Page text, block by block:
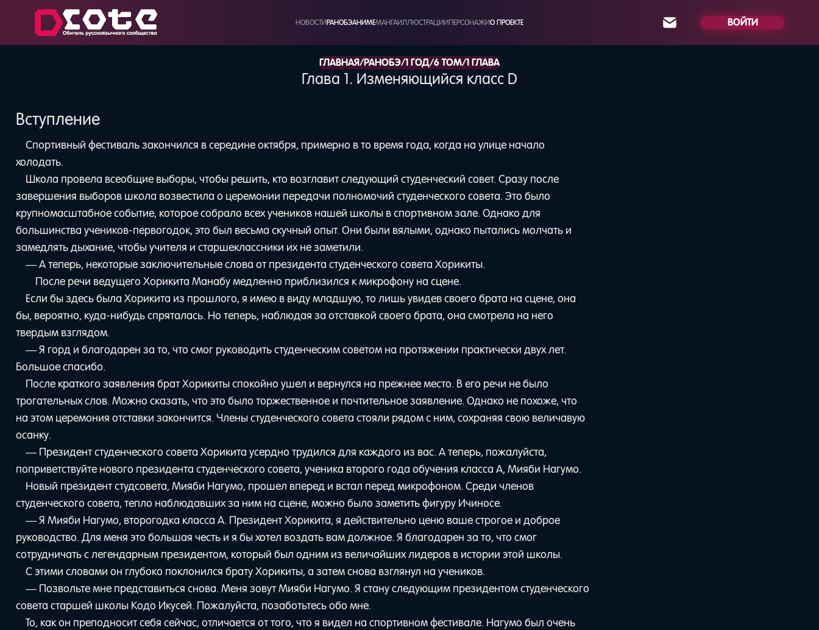
НОВОСТИРАНОБЭАНИМЕМАНГАИЛЛЮСТРАЦИИПЕРСОНАЖИО ПРОЕКТЕ ВОЙТИ
ГЛАВНАЯ/РАНОБЭ/1 ГОД/6 ТОМ/1 ГЛАВА
Глава 1. Изменяющийся класс D
Вступление
Спортивный фестиваль закончился в середине октября, примерно в то время года, когда на улице начало
холодать.
Школа провела всеобщие выборы, чтобы решить, кто возглавит следующий студенческий совет. Сразу после
завершения выборов школа возвестила о церемонии передачи полномочий студенческого совета. Это было
крупномасштабное событие, которое собрало всех учеников нашей школы в спортивном зале. Однако для
большинства учеников-первогодок, это был весьма скучный опыт. Они были вялыми, однако пытались молчать и
замедлять дыхание, чтобы учителя и старшеклассники их не заметили.
— А теперь, некоторые заключительные слова от президента студенческого совета Хорикиты.
После речи ведущего Хорикита Манабу медленно приблизился к микрофону на сцене.
Если бы здесь была Хорикита из прошлого, я имею в виду младшую, то лишь увидев своего брата на сцене, она
бы, вероятно, куда-нибудь спряталась. Но теперь, наблюдая за отставкой своего брата, она смотрела на него
твердым взглядом.
— Я горд и благодарен за то, что смог руководить студенческим советом на протяжении практически двух лет.
Большое спасибо.
После краткого заявления брат Хорикиты спокойно ушел и вернулся на прежнее место. В его речи не было
трогательных слов. Можно сказать, что это было торжественное и почтительное заявление. Однако не похоже, что
на этом церемония отставки закончится. Члены студенческого совета стояли рядом с ним, сохраняя свою величавую
осанку.
— Президент студенческого совета Хорикита усердно трудился для каждого из вас. А теперь, пожалуйста,
поприветствуйте нового президента студенческого совета, ученика второго года обучения класса А, Мияби Нагумо.
Новый президент студсовета, Мияби Нагумо, прошел вперед и встал перед микрофоном. Среди членов
студенческого совета, тепло наблюдавших за ним на сцене, можно было заметить фигуру Ичиносе.
— Я Мияби Нагумо, второгодка класса А. Президент Хорикита, я действительно ценю ваше строгое и доброе
руководство. Для меня это большая честь и я бы хотел воздать вам должное. Я благодарен за то, что смог
сотрудничать с легендарным президентом, который был одним из величайших лидеров в истории этой школы.
С этими словами он глубоко поклонился брату Хорикиты, а затем снова взглянул на учеников.
— Позвольте мне представиться снова. Меня зовут Мияби Нагумо. Я стану следующим президентом студенческого
совета старшей школы Кодо Икусей. Пожалуйста, позаботьтесь обо мне.
То, как он преподносит себя сейчас, отличается от того, что я видел на спортивном фестивале. Нагумо был очень